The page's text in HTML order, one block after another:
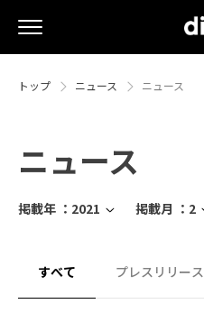
トップ ニュース ニュース
ニュース
掲載年 ： 2021 掲載月 ： 2
すべて プレスリリース